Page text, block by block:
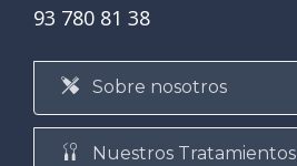
93 780 81 38
Sobre nosotros
Nuestros Tratamientos